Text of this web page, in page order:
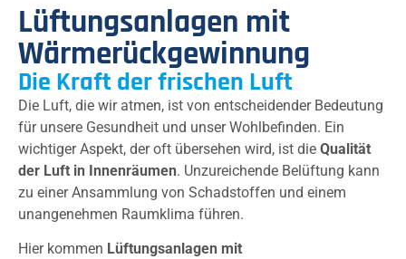
Lüftungsanlagen mit
Wärmerückgewinnung
Die Kraft der frischen Luft
Die Luft, die wir atmen, ist von entscheidender Bedeutung
für unsere Gesundheit und unser Wohlbefinden. Ein
wichtiger Aspekt, der oft übersehen wird, ist die Qualität
der Luft in Innenräumen. Unzureichende Belüftung kann
zu einer Ansammlung von Schadstoffen und einem
unangenehmen Raumklima führen.
Hier kommen Lüftungsanlagen mit